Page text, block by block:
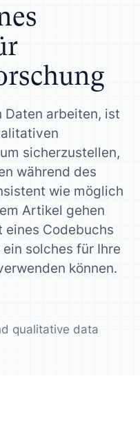
Daten arbeiten, ist
sicherzustellen,
während des
wie möglich
Artikel gehen
Codebuchs
solches für Ihre
können.
qualitative data